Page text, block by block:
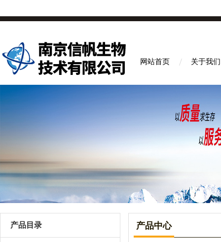
网站首页 关于我们
产品目录 产品中心